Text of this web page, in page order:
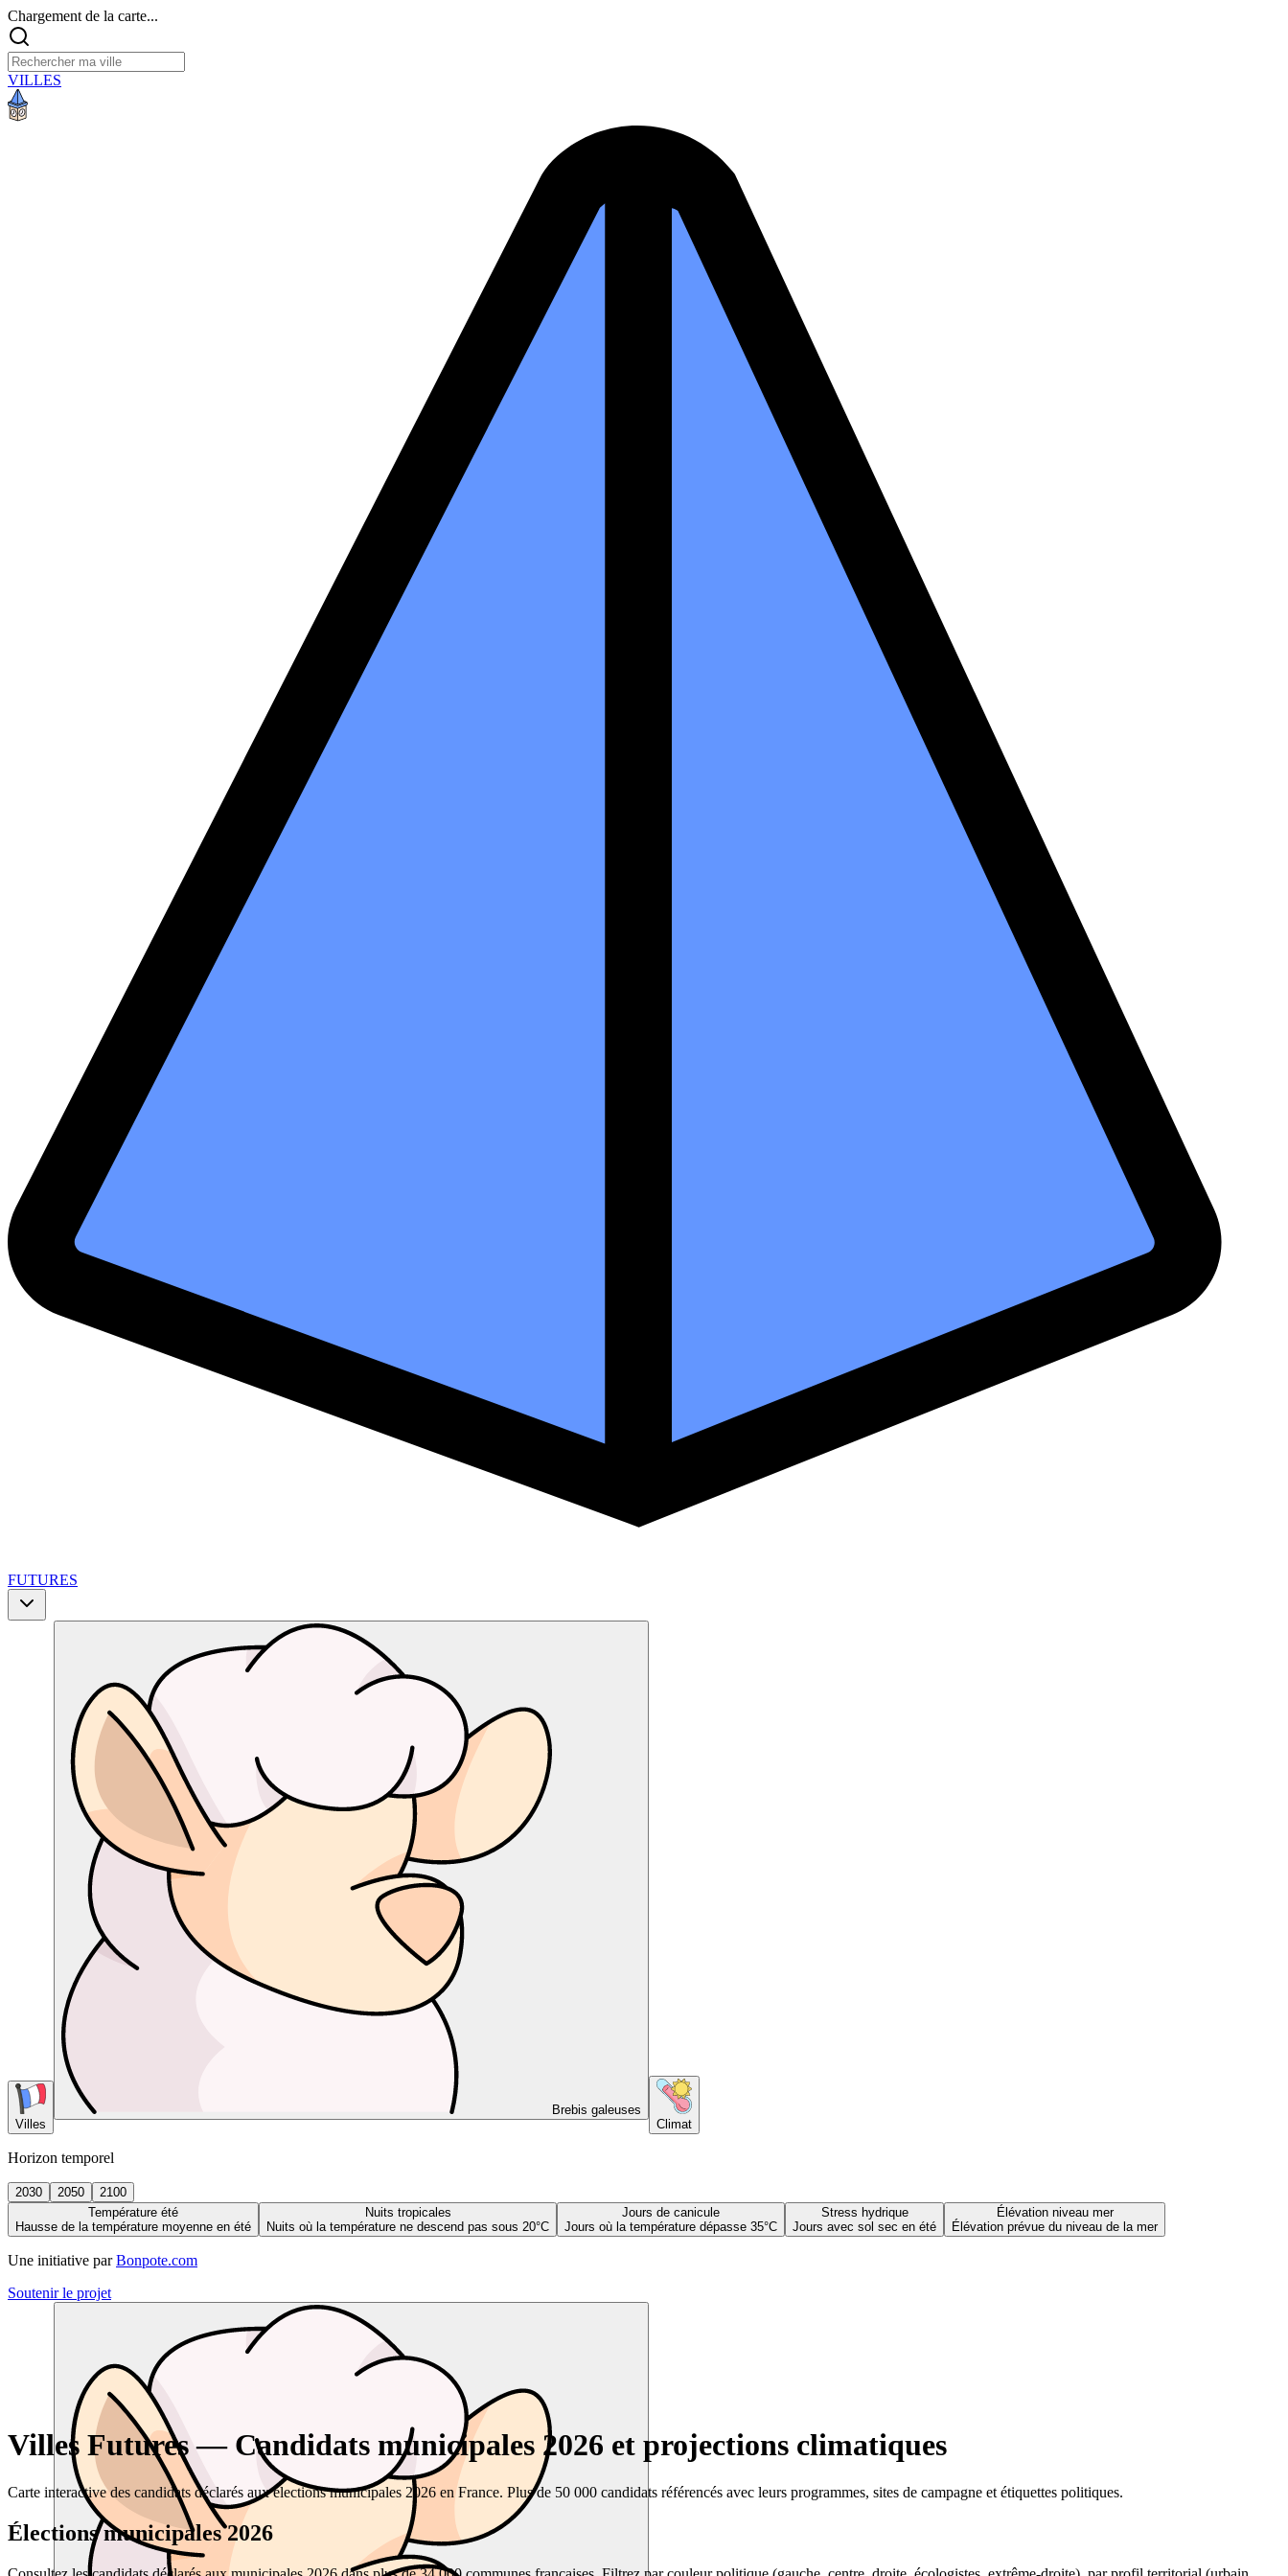
Chargement de la carte...
VILLES
FUTURES
Villes
Brebis galeuses
Climat
Horizon temporel
2030 2050
2100
Température été
Hausse de la température moyenne en été
Nuits tropicales
Nuits où la température ne descend pas sous 20°C
Jours de canicule
Jours où la température dépasse 35°C
Stress hydrique
Jours avec sol sec en été
Élévation niveau mer
Élévation prévue du niveau de la mer
Une initiative par Bonpote.com
Soutenir le projet
Villes Futures — Candidats municipales 2026 et projections climatiques
Carte interactive des candidats déclarés aux élections municipales 2026 en France. Plus de 50 000 candidats référencés avec leurs programmes, sites de campagne et étiquettes politiques.
Élections municipales 2026